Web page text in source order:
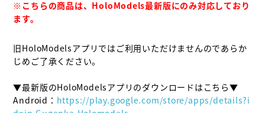
※こちらの商品は、HoloModels最新版にのみ対応しており
ます。
旧HoloModelsアプリではご利用いただけませんのであらか
じめご了承ください。
▼最新版のHoloModelsアプリのダウンロードはこちら▼
Android： https://play.google.com/store/apps/details?i